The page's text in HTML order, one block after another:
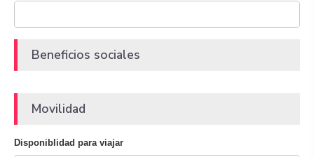
Beneficios sociales
Movilidad
Disponiblidad para viajar